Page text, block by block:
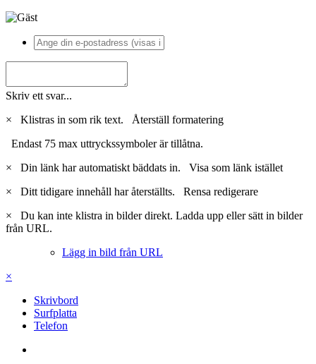
Skriv ett svar...
×
Klistras in som rik text. Återställ formatering
Endast 75 max uttryckssymboler är tillåtna.
×
Din länk har automatiskt bäddats in. Visa som länk istället
×
Ditt tidigare innehåll har återställts. Rensa redigerare
×
Du kan inte klistra in bilder direkt. Ladda upp eller sätt in bilder
från URL.
Lägg in bild från URL
×
Skrivbord
Surfplatta
Telefon